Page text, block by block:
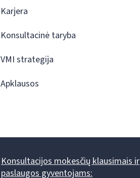
Karjera
Konsultacinė taryba
VMI strategija
Apklausos
Konsultacijos mokesčių klausimais ir
paslaugos gyventojams: